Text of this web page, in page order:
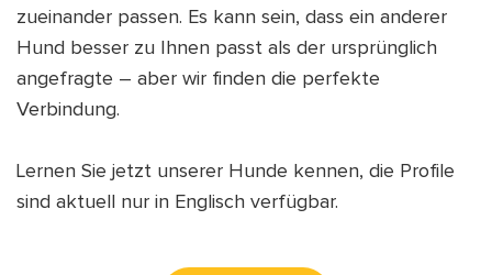
zueinander passen. Es kann sein, dass ein anderer
Hund besser zu Ihnen passt als der ursprünglich
angefragte – aber wir finden die perfekte
Verbindung.
Lernen Sie jetzt unserer Hunde kennen, die Profile
sind aktuell nur in Englisch verfügbar.